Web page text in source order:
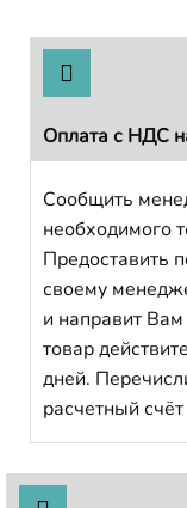
Оплата с НДС
Сообщить
необходимого
Предоставить
своему
и направит Вам
товар
дней.
расчетный